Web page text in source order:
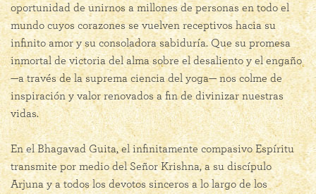
oportunidad de unirnos a millones de personas en todo el
mundo cuyos corazones se vuelven receptivos hacia su
infinito amor y su consoladora sabiduría. Que su promesa
inmortal de victoria del alma sobre el desaliento y el engaño
—a través de la suprema ciencia del yoga— nos colme de
inspiración y valor renovados a fin de divinizar nuestras
vidas.
En el Bhagavad Guita, el infinitamente compasivo Espíritu
transmite por medio del Señor Krishna, a su discípulo
Arjuna y a todos los devotos sinceros a lo largo de los